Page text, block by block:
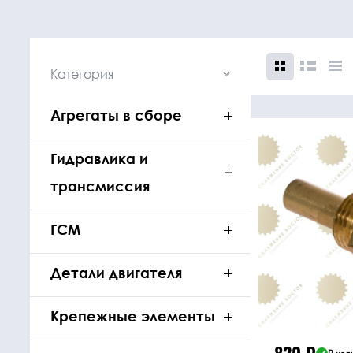
Крепежные
элементы
шайбы
Подшипник
Категория
Агрегаты в сборе
Гидравлика и
трансмиссия
ГСМ
Детали двигателя
Крепежные элементы